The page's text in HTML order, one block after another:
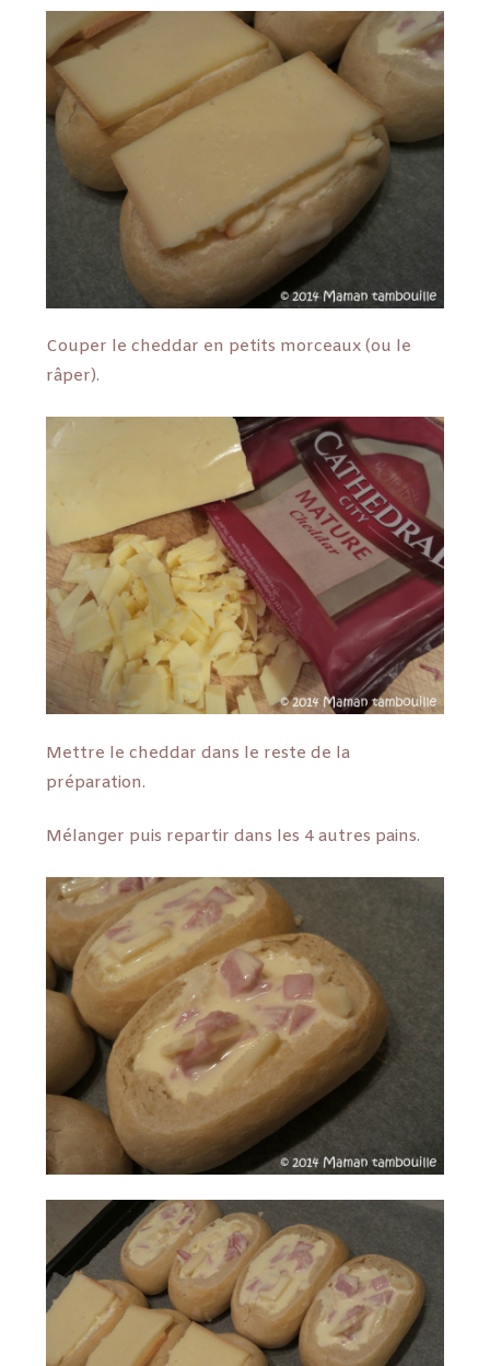
Couper le cheddar en petits morceaux (ou le
râper).
Mettre le cheddar dans le reste de la
préparation.
Mélanger puis repartir dans les 4 autres pains.